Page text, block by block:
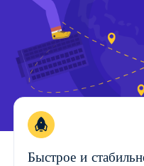
Быстрое и